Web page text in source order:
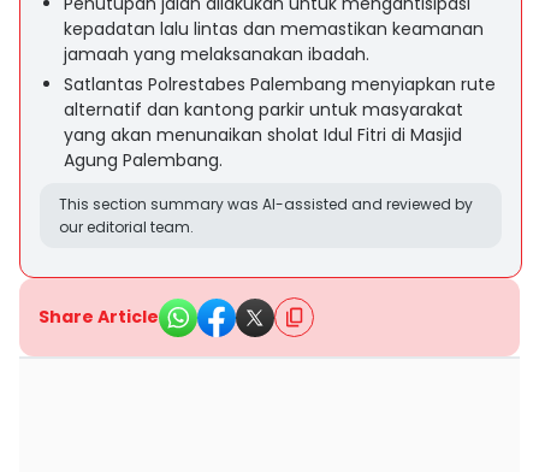
kepadatan lalu lintas dan memastikan keamanan
jamaah yang melaksanakan ibadah.
Satlantas Polrestabes Palembang menyiapkan rute
alternatif dan kantong parkir untuk masyarakat
yang akan menunaikan sholat Idul Fitri di Masjid
Agung Palembang.
This section summary was AI-assisted and reviewed by
our editorial team.
Share Article